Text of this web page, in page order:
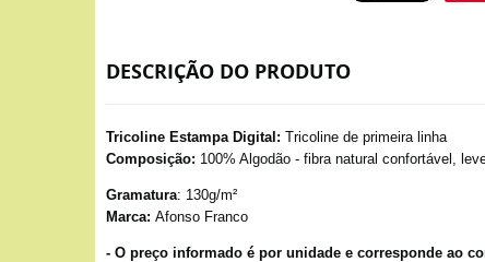
DESCRIÇÃO DO PRODUTO
Tricoline Estampa Digital: Tricoline de primeira linha
Composição: 100% Algodão - fibra natural confortável,
Gramatura: 130g/m²
Marca: Afonso Franco
- O preço informado é por unidade e corresponde ao